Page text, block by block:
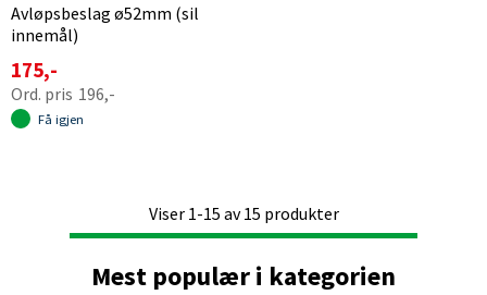
Avløpsbeslag ø52mm (sil
innemål)
175,-
196,-
Få igjen
Viser 1-15 av15 produkter
Mest populær i kategorien